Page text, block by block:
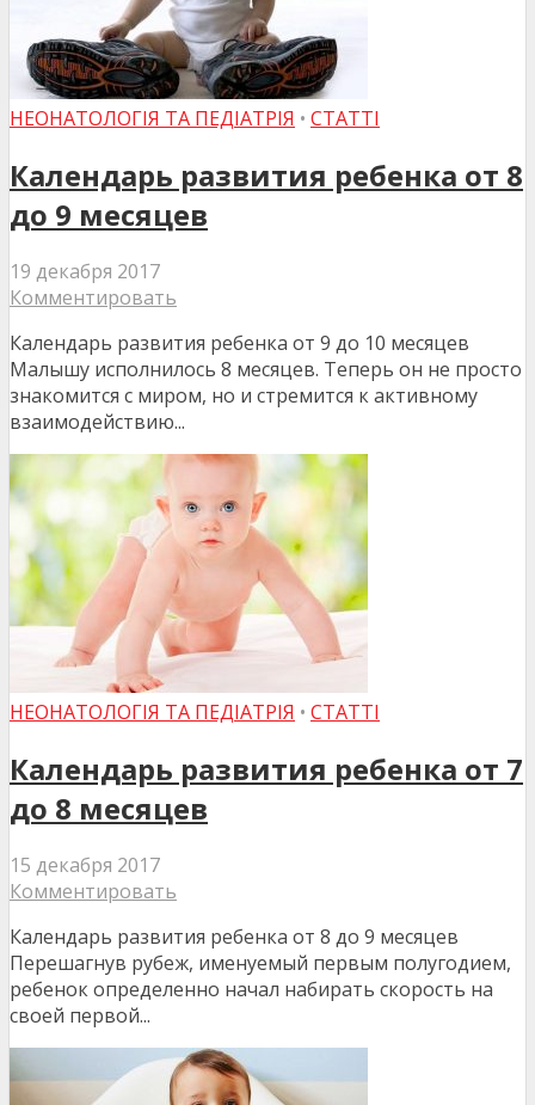
НЕОНАТОЛОГІЯ ТА ПЕДІАТРІЯ • СТАТТІ
Календарь развития ребенка от 8
до 9 месяцев
19 декабря 2017
Комментировать
Календарь развития ребенка от 9 до 10 месяцев
Малышу исполнилось 8 месяцев. Теперь он не просто
знакомится с миром, но и стремится к активному
взаимодействию...
НЕОНАТОЛОГІЯ ТА ПЕДІАТРІЯ • СТАТТІ
Календарь развития ребенка от 7
до 8 месяцев
15 декабря 2017
Комментировать
Календарь развития ребенка от 8 до 9 месяцев
Перешагнув рубеж, именуемый первым полугодием,
ребенок определенно начал набирать скорость на
своей первой...